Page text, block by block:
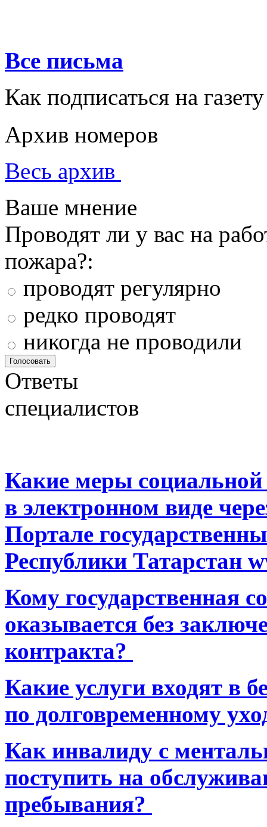
Все письма
Как подписаться на газету
Архив номеров
Весь архив
Ваше мнение
Проводят ли у вас на
пожара?:
проводят регулярно
редко проводят
никогда не проводили
Ответы
специалистов
Какие меры
в электронном виде
Портале
Республики Татарстан
Кому государственная
оказывается без
контракта?
Какие услуги входят в
по долговременному
Как инвалиду с
поступить на
пребывания?